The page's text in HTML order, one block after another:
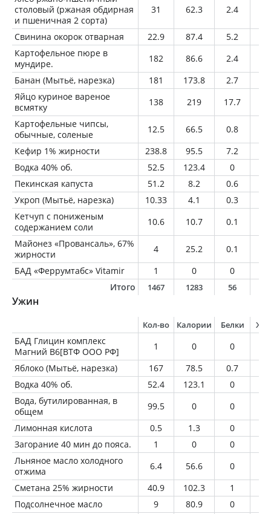
столовый (ржаная обдирная
и пшеничная 2 сорта)
31 62.3 2.4
Свинина окорок отварная 22.9 87.4 5.2
Картофельное пюре в
мундире.
182 86.6 2.4
Банан (Мытьё, нарезка)
181 173.8 2.7
Яйцо куриное вареное
всмятку
138 219 17.7
Картофельные чипсы,
обычные, соленые
12.5 66.5 0.8
Кефир 1% жирности
238.8 95.5 7.2
Водка 40% об.
52.5 123.4 0
Пекинская капуста
51.2 8.2 0.6
Укроп (Мытьё, нарезка)
10.33 4.1 0.3
Кетчуп с пониженым
содержанием соли
10.6 10.7 0.1
Майонез «Провансаль», 67%
жирности
4 25.2 0.1
БАД «Феррумтабс» Vitamir
1 0 0
Итого
1467 1283 56
Ужин
Кол-во Калории Белки
БАД Глицин комплекс
Магний B6[ВТФ ООО РФ]
1 0 0
Яблоко (Мытьё, нарезка)
167 78.5 0.7
Водка 40% об.
52.4 123.1 0
Вода, бутилированная, в
общем
99.5 0 0
Лимонная кислота
0.5 1.3 0
Загорание 40 мин до пояса.
1 0 0
Льняное масло холодного
отжима
6.4 56.6 0
Сметана 25% жирности
40.9 102.3 1
Подсолнечное масло
9 80.9 0